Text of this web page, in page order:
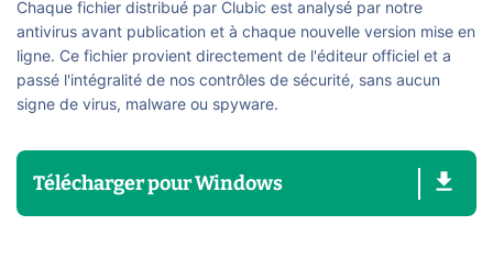
Chaque fichier distribué par Clubic est analysé par notre
antivirus avant publication et à chaque nouvelle version mise en
ligne. Ce fichier provient directement de l'éditeur officiel et a
passé l'intégralité de nos contrôles de sécurité, sans aucun
signe de virus, malware ou spyware.
TéléchargerpourWindows